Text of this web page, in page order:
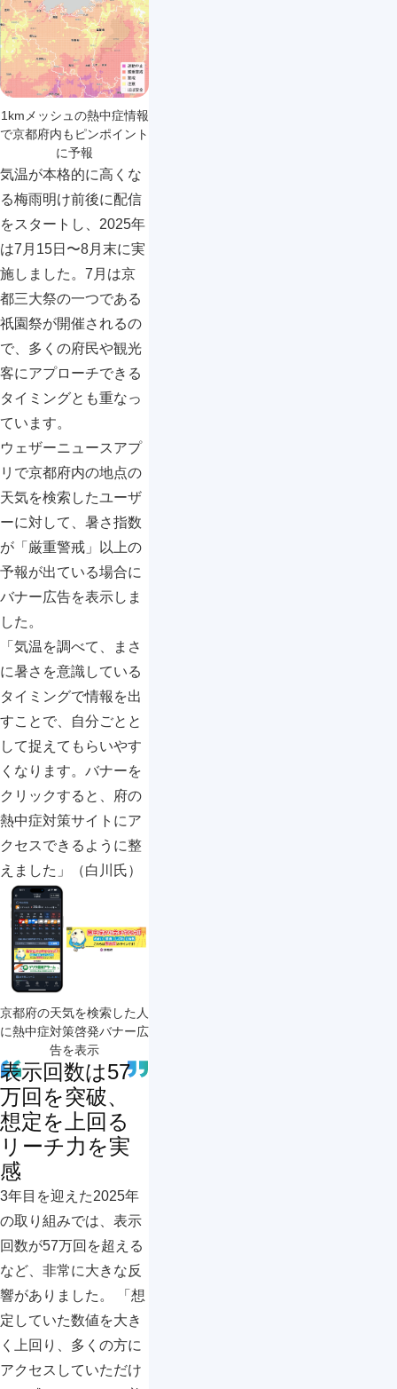
1kmメッシュの熱中症情報
で京都府内もピンポイント
に予報
気温が本格的に高くな
る梅雨明け前後に配信
をスタートし、2025年
は7月15日〜8月末に実
施しました。7月は京
都三大祭の一つである
祇園祭が開催されるの
で、多くの府民や観光
客にアプローチできる
タイミングとも重なっ
ています。
ウェザーニュースアプ
リで京都府内の地点の
天気を検索したユーザ
ーに対して、暑さ指数
が「厳重警戒」以上の
予報が出ている場合に
バナー広告を表示しま
した。
「気温を調べて、まさ
に暑さを意識している
タイミングで情報を出
すことで、自分ごとと
して捉えてもらいやす
くなります。バナーを
クリックすると、府の
熱中症対策サイトにア
クセスできるように整
えました」（白川氏）
京都府の天気を検索した人
に熱中症対策啓発バナー広
告を表示
表示回数は57
万回を突破、
想定を上回る
リーチ力を実
感
3年目を迎えた2025年
の取り組みでは、表示
回数が57万回を超える
など、非常に大きな反
響がありました。 「想
定していた数値を大き
く上回り、多くの方に
アクセスしていただけ